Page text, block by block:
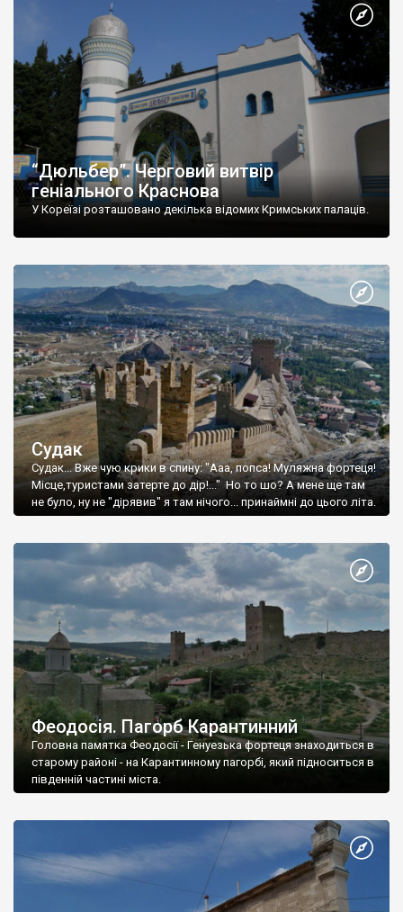
“Дюльбер”. Черговий витвір
геніального Краснова
У Кореїзі розташовано декілька відомих Кримських палаців.
Судак
Судак... Вже чую крики в спину: "Ааа, попса! Муляжна фортеця!
Місце,туристами затерте до дір!..." Но то шо? А мене ще там
не було, ну не "дірявив" я там нічого... принаймні до цього літа.
Феодосія. Пагорб Карантинний
Головна памятка Феодосії - Генуезька фортеця знаходиться в
старому районі - на Карантинному пагорбі, який підноситься в
південній частині міста.